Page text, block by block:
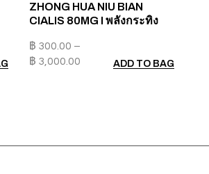
ZHONG HUA NIU BIAN
CIALIS 80MG I พลังกระทิง
฿ 300.00 –
฿ 3,000.00 ADD TO BAG